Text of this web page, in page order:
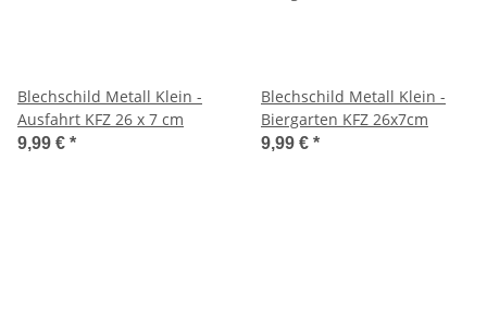
Blechschild Metall Klein -
Ausfahrt KFZ 26 x 7 cm
9,99 € *
Blechschild Metall Klein -
Biergarten KFZ 26x7cm
9,99 € *